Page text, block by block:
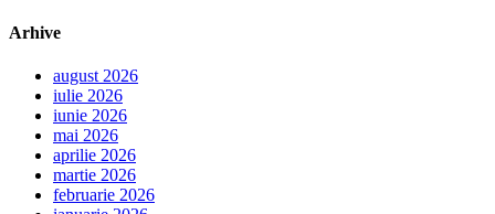
Arhive
august 2026
iulie 2026
iunie 2026
mai 2026
aprilie 2026
martie 2026
februarie 2026